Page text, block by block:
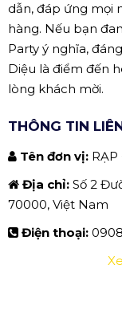
dẫn, đáp ứng mọi
hàng. Nếu bạn
Party ý nghĩa,
Diệu là điểm đến
lòng khách mời.
THÔNG TIN
Tên đơn vị:
Địa chỉ: Số 2
70000, Việt Nam
Điện thoại: